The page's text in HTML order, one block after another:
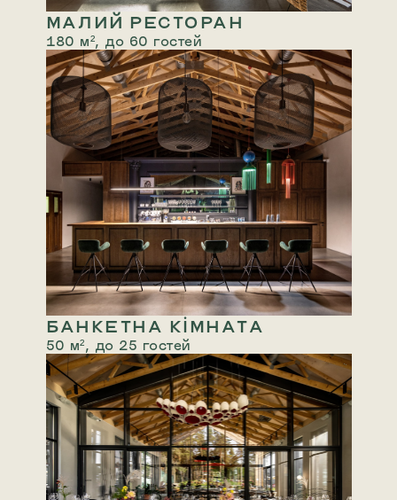
МАЛИЙ РЕСТОРАН
180 м², до 60 гостей
БАНКЕТНА КІМНАТА
50 м², до 25 гостей